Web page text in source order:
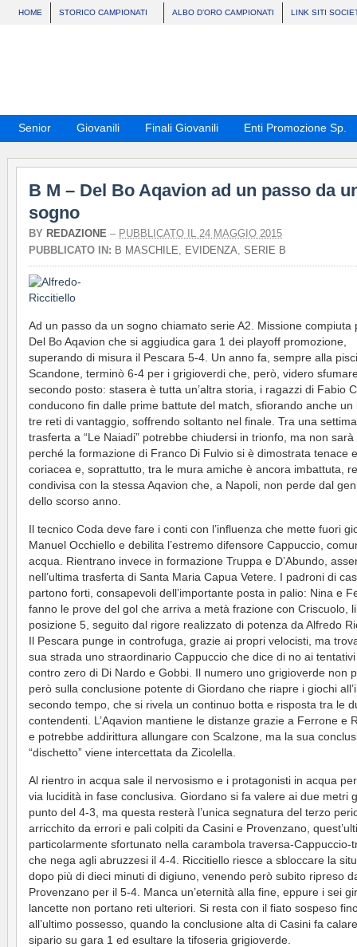
HOME STORICO CAMPIONATI ALBO D’ORO CAMPIONATI LINK SITI
Senior Giovanili Finali Giovanili Enti Promozione Sp.
B M – Del Bo Aqavion ad un passo da
sogno
BY REDAZIONE – PUBBLICATO IL 24 MAGGIO 2015
PUBBLICATO IN: B MASCHILE, EVIDENZA, SERIE B
Ad un passo da un sogno chiamato serie A2. Missione compiuta
Del Bo Aqavion che si aggiudica gara 1 dei playoff promozione,
superando di misura il Pescara 5-4. Un anno fa, sempre alla
Scandone, terminò 6-4 per i grigioverdi che, però, videro
secondo posto: stasera è tutta un’altra storia, i ragazzi di Fabio
conducono fin dalle prime battute del match, sfiorando anche un
tre reti di vantaggio, soffrendo soltanto nel finale. Tra una
trasferta a “Le Naiadi” potrebbe chiudersi in trionfo, ma non sarà
perché la formazione di Franco Di Fulvio si è dimostrata tenace e
coriacea e, soprattutto, tra le mura amiche è ancora imbattuta,
condivisa con la stessa Aqavion che, a Napoli, non perde dal
dello scorso anno.
Il tecnico Coda deve fare i conti con l’influenza che mette fuori
Manuel Occhiello e debilita l’estremo difensore Cappuccio,
acqua. Rientrano invece in formazione Truppa e D’Abundo,
nell’ultima trasferta di Santa Maria Capua Vetere. I padroni di
partono forti, consapevoli dell’importante posta in palio: Nina e
fanno le prove del gol che arriva a metà frazione con Criscuolo,
posizione 5, seguito dal rigore realizzato di potenza da Alfredo
Il Pescara punge in controfuga, grazie ai propri velocisti, ma
sua strada uno straordinario Cappuccio che dice di no ai
contro zero di Di Nardo e Gobbi. Il numero uno grigioverde non
però sulla conclusione potente di Giordano che riapre i giochi
secondo tempo, che si rivela un continuo botta e risposta tra le
contendenti. L’Aqavion mantiene le distanze grazie a Ferrone e
e potrebbe addirittura allungare con Scalzone, ma la sua
“dischetto” viene intercettata da Zicolella.
Al rientro in acqua sale il nervosismo e i protagonisti in acqua
via lucidità in fase conclusiva. Giordano si fa valere ai due metri
punto del 4-3, ma questa resterà l’unica segnatura del terzo
arricchito da errori e pali colpiti da Casini e Provenzano,
particolarmente sfortunato nella carambola traversa-Cappuccio-
che nega agli abruzzesi il 4-4. Riccitiello riesce a sbloccare la
dopo più di dieci minuti di digiuno, venendo però subito ripreso
Provenzano per il 5-4. Manca un’eternità alla fine, eppure i sei
lancette non portano reti ulteriori. Si resta con il fiato sospeso
all’ultimo possesso, quando la conclusione alta di Casini fa
sipario su gara 1 ed esultare la tifoseria grigioverde.